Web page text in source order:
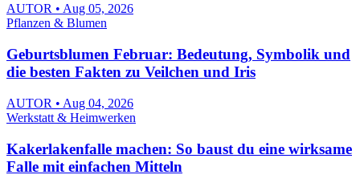
AUTOR • Aug 05, 2026
Pflanzen & Blumen
Geburtsblumen Februar: Bedeutung, Symbolik und
die besten Fakten zu Veilchen und Iris
AUTOR • Aug 04, 2026
Werkstatt & Heimwerken
Kakerlakenfalle machen: So baust du eine wirksame
Falle mit einfachen Mitteln